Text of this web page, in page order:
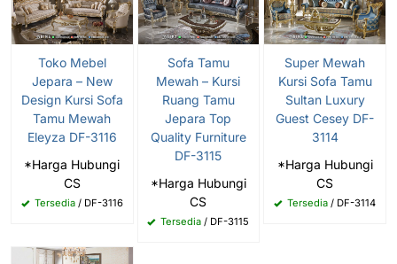
Toko Mebel
Jepara – New
Design Kursi Sofa
Tamu Mewah
Eleyza DF-3116
*Harga Hubungi
CS
Tersedia/ DF-3116
Sofa Tamu
Mewah – Kursi
Ruang Tamu
Jepara Top
Quality Furniture
DF-3115
*Harga Hubungi
CS
Tersedia / DF-3115
Super Mewah
Kursi Sofa Tamu
Sultan Luxury
Guest Cesey DF-
3114
*Harga Hubungi
CS
Tersedia / DF-3114